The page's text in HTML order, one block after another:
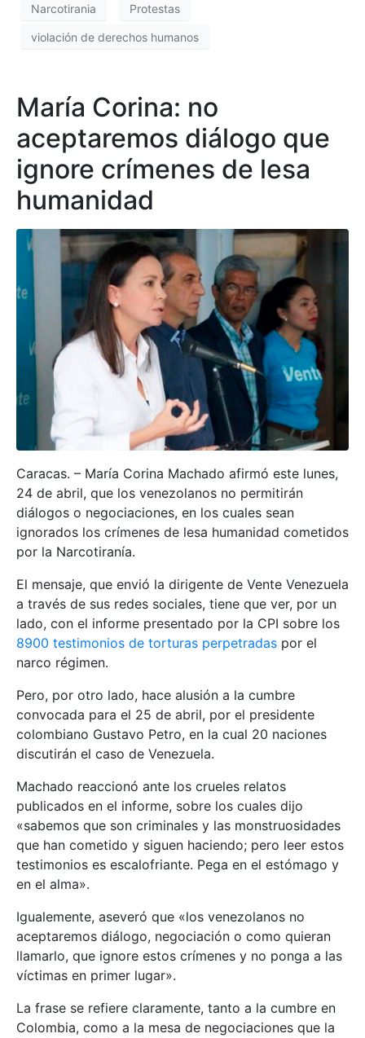
Narcotirania Protestas
violación de derechos humanos
María Corina: no
aceptaremos diálogo que
ignore crímenes de lesa
humanidad
Caracas. – María Corina Machado afirmó este lunes,
24 de abril, que los venezolanos no permitirán
diálogos o negociaciones, en los cuales sean
ignorados los crímenes de lesa humanidad cometidos
por la Narcotiranía.
El mensaje, que envió la dirigente de Vente Venezuela
a través de sus redes sociales, tiene que ver, por un
lado, con el informe presentado por la CPI sobre los
8900 testimonios de torturas perpetradas por el
narco régimen.
Pero, por otro lado, hace alusión a la cumbre
convocada para el 25 de abril, por el presidente
colombiano Gustavo Petro, en la cual 20 naciones
discutirán el caso de Venezuela.
Machado reaccionó ante los crueles relatos
publicados en el informe, sobre los cuales dijo
«sabemos que son criminales y las monstruosidades
que han cometido y siguen haciendo; pero leer estos
testimonios es escalofriante. Pega en el estómago y
en el alma».
Igualemente, aseveró que «los venezolanos no
aceptaremos diálogo, negociación o como quieran
llamarlo, que ignore estos crímenes y no ponga a las
víctimas en primer lugar».
La frase se refiere claramente, tanto a la cumbre en
Colombia, como a la mesa de negociaciones que la